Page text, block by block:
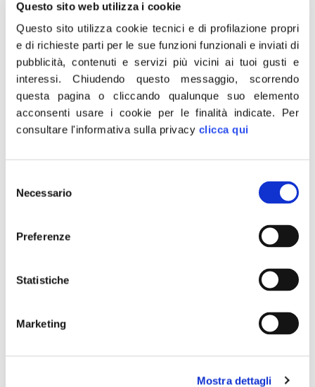
Questo sito web utilizza i cookie
Questo sito utilizza cookie tecnici e di profilazione propri
e di richieste parti per le sue funzioni funzionali e inviati di
pubblicità, contenuti e servizi più vicini ai tuoi gusti e
interessi.Chiudendo questo messaggio, scorrendo
questa pagina o cliccando qualunque suo elemento
acconsenti usare i cookie per le finalità indicate. Per
consultare l'informativa sulla privacy clicca qui
delNecessario
Preferenze
Statistiche
Marketing
Mostra dettagli
Montagna. “Rischi incendi e
alluvioni”
“Ho scritto una lettera agli assessori regionali
all’Ambiente Monni e all’Agricoltura Saccardi per porre
alla loro attenzione le condizioni del sottobosco della
montagna pistoiese. Una situazione che ho
simile a quella dell’intera montagna pistoiese. Un video
Toscana: FdI lancia l’allarme
Montagna. “Rischi incendi e
alluvioni”
alla loro attenzione le condizioni del sottobosco della